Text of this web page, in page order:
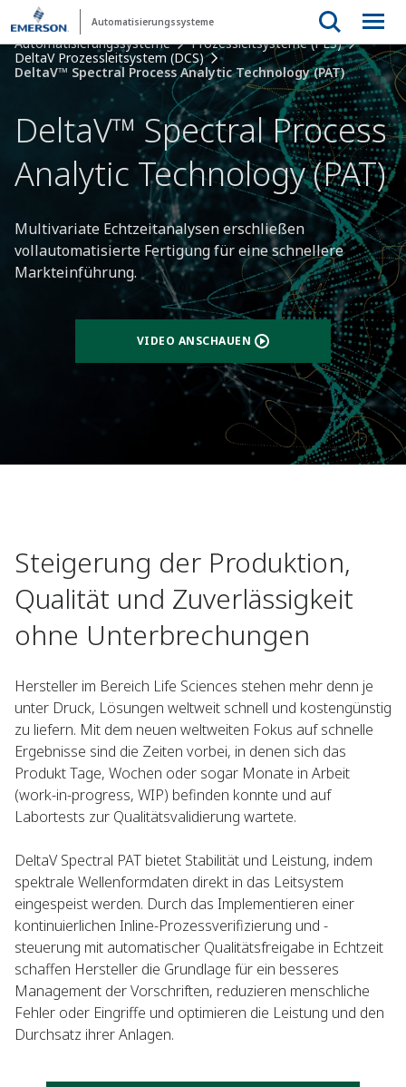
Automatisierungssysteme
Automatisierungssysteme
Prozessleitsysteme (PLS)
DeltaV Prozessleitsystem (DCS)
DeltaV™ Spectral Process Analytic Technology (PAT)
DeltaV™ Spectral Process
Analytic Technology (PAT)
Multivariate Echtzeitanalysen erschließen
vollautomatisierte Fertigung für eine schnellere
Markteinführung.
VIDEO ANSCHAUEN
Steigerung der Produktion,
Qualität und Zuverlässigkeit
ohne Unterbrechungen
Hersteller im Bereich Life Sciences stehen mehr denn je
unter Druck, Lösungen weltweit schnell und kostengünstig
zu liefern. Mit dem neuen weltweiten Fokus auf schnelle
Ergebnisse sind die Zeiten vorbei, in denen sich das
Produkt Tage, Wochen oder sogar Monate in Arbeit
(work-in-progress, WIP) befinden konnte und auf
Labortests zur Qualitätsvalidierung wartete.
DeltaV Spectral PAT bietet Stabilität und Leistung, indem
spektrale Wellenformdaten direkt in das Leitsystem
eingespeist werden. Durch das Implementieren einer
kontinuierlichen Inline-Prozessverifizierung und -
steuerung mit automatischer Qualitätsfreigabe in Echtzeit
schaffen Hersteller die Grundlage für ein besseres
Management der Vorschriften, reduzieren menschliche
Fehler oder Eingriffe und optimieren die Leistung und den
Durchsatz ihrer Anlagen.